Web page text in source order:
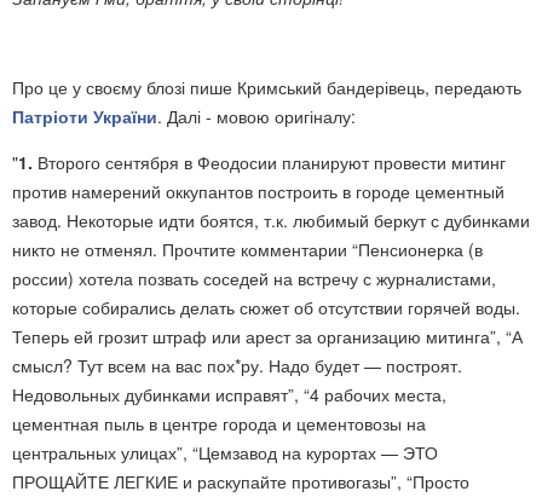
Про це у своєму блозі пише Кримський бандерівець, передають
Патріоти України. Далі - мовою оригіналу:
"1. Второго сентября в Феодосии планируют провести митинг
против намерений оккупантов построить в городе цементный
завод. Некоторые идти боятся, т.к. любимый беркут с дубинками
никто не отменял. Прочтите комментарии “Пенсионерка (в
россии) хотела позвать соседей на встречу с журналистами,
которые собирались делать сюжет об отсутствии горячей воды.
Теперь ей грозит штраф или арест за организацию митинга”, “А
смысл? Тут всем на вас пох*ру. Надо будет — построят.
Недовольных дубинками исправят”, “4 рабочих места,
цементная пыль в центре города и цементовозы на
центральных улицах”, “Цемзавод на курортах — ЭТО
ПРОЩАЙТЕ ЛЕГКИЕ и раскупайте противогазы”, “Просто